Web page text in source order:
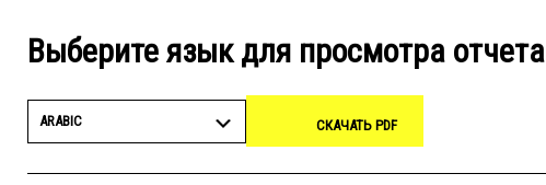
Выберите язык для просмотра отчета
ARABIC СКАЧАТЬ PDF